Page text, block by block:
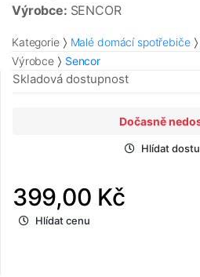
Výrobce: SENCOR
Kategorie Malé domácí spotřebiče
Výrobce
Sencor
Skladová dostupnost
Dočasně
Hlídat
399,00 Kč
Hlídat cenu